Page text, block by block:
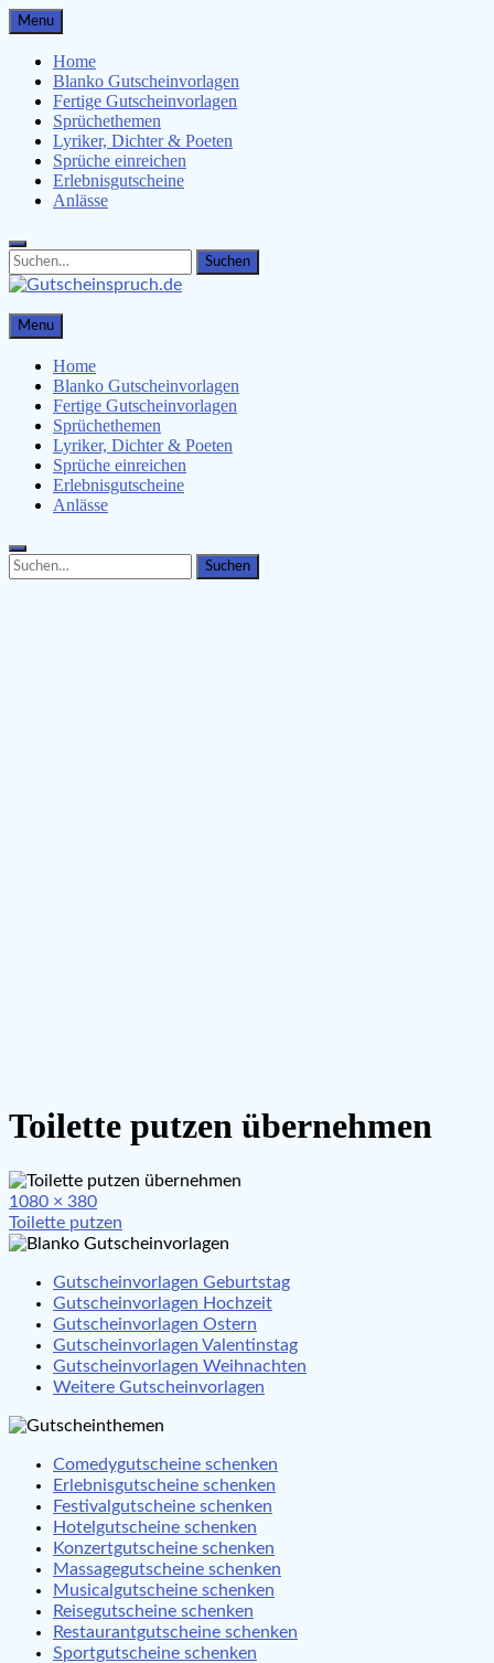
Skip
to
content
Menu
Home
Blanko Gutscheinvorlagen
Fertige Gutscheinvorlagen
Sprüchethemen
Lyriker, Dichter & Poeten
Sprüche einreichen
Erlebnisgutscheine
Anlässe
Search
for:
Search
Gutscheinspruch.de
Gutscheinsprüche & Gutscheinvorlagen finden
Menu
Home
Blanko Gutscheinvorlagen
Fertige Gutscheinvorlagen
Sprüchethemen
Lyriker, Dichter & Poeten
Sprüche einreichen
Erlebnisgutscheine
Anlässe
Search
for:
Search
Toilette putzen übernehmen
Full
size
1080 × 380
Beitragsnavigation
Toilette putzen
Gutscheinvorlagen Geburtstag
Gutscheinvorlagen Hochzeit
Gutscheinvorlagen Ostern
Gutscheinvorlagen Valentinstag
Gutscheinvorlagen Weihnachten
Weitere Gutscheinvorlagen
Comedygutscheine schenken
Erlebnisgutscheine schenken
Festivalgutscheine schenken
Hotelgutscheine schenken
Konzertgutscheine schenken
Massagegutscheine schenken
Musicalgutscheine schenken
Reisegutscheine schenken
Restaurantgutscheine schenken
Sportgutscheine schenken